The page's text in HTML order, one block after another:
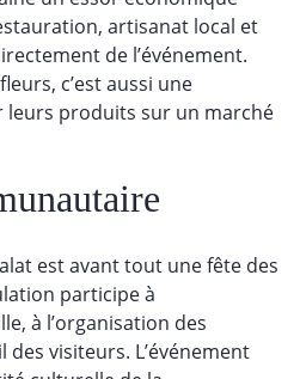
artisanat local et
de l’événement.
c’est aussi une
produits sur un marché
est avant tout une fête des
participe à
à l’organisation des
des visiteurs. L’événement